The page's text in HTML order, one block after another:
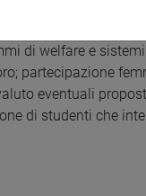
e magistrali negli
di welfare e
partecipazione
eventuali
di studenti che